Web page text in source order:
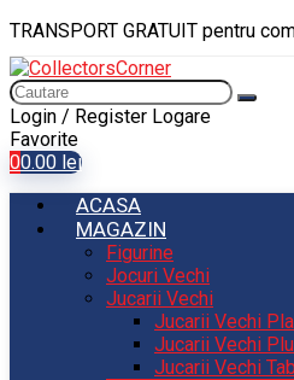
TRANSPORT GRATUIT pentru
Login / Register Logare
Favorite
00.00 lei
ACASA
MAGAZIN
Figurine
Jocuri Vechi
Jucarii Vechi
Jucarii Vechi
Jucarii Vechi
Jucarii Vechi